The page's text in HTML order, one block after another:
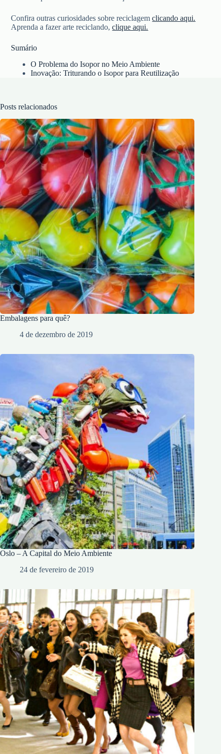
Confira outras curiosidades sobre reciclagemclicando aqui.
Aprenda a fazer arte reciclando,clique aqui.
Sumário
O Problema do Isopor no Meio Ambiente
Inovação: Triturando o Isopor para Reutilização
Posts relacionados
Embalagens para quê?
4 de dezembro de 2019
Oslo – A Capital do Meio Ambiente
24 de fevereiro de 2019